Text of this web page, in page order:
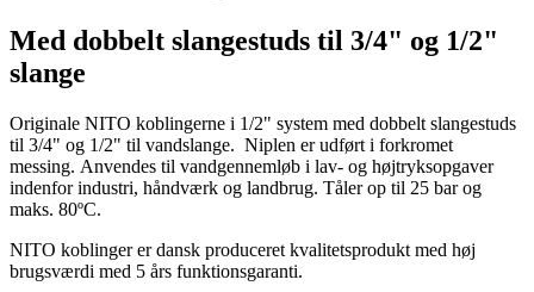
Med dobbelt slangestuds til 3/4" og 1/2"
slange
Originale NITO koblingerne i 1/2" system med dobbelt slangestuds
til 3/4" og 1/2" til vandslange. Niplen er udført i forkromet
messing. Anvendes til vandgennemløb i lav- og højtryksopgaver
indenfor industri, håndværk og landbrug. Tåler op til 25 bar og
maks. 80ºC.
NITO koblinger er dansk produceret kvalitetsprodukt med høj
brugsværdi med 5 års funktionsgaranti.